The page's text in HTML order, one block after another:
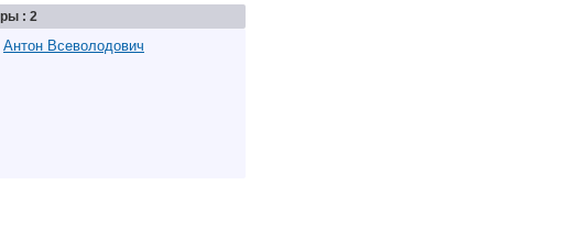
: 2
Антон Всеволодович